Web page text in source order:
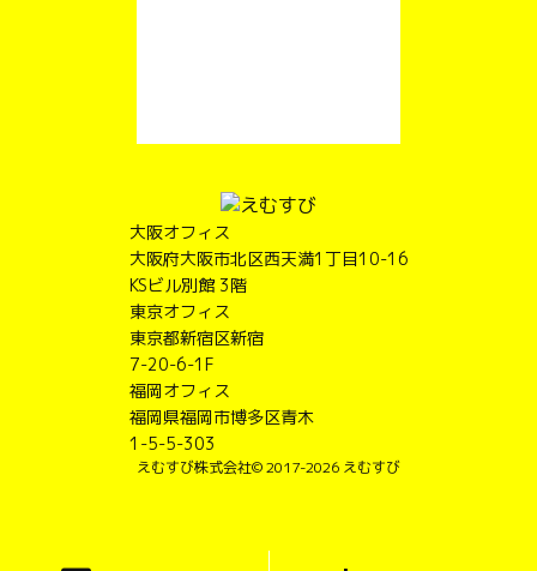
大阪オフィス
大阪府大阪市北区西天満1丁目10-16
KSビル別館 3階
東京オフィス
東京都新宿区新宿
7-20-6-1F
福岡オフィス
福岡県福岡市博多区青木
1-5-5-303
えむすび株式会社© 2017-2026 えむすび